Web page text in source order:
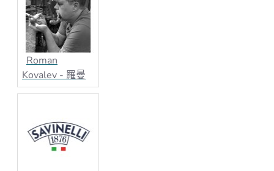
Roman
Kovalev - 羅曼